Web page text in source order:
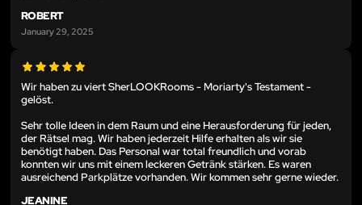
ROBERT
January 29, 2025
Wir haben zu viert SherLOOKRooms - Moriarty's Testament -
gelöst.
Sehr tolle Ideen in dem Raum und eine Herausforderung für jeden,
der Rätsel mag. Wir haben jederzeit Hilfe erhalten als wir sie
benötigt haben. Das Personal war total freundlich und vorab
konnten wir uns mit einem leckeren Getränk stärken. Es waren
ausreichend Parkplätze vorhanden. Wir kommen sehr gerne wieder.
JEANINE